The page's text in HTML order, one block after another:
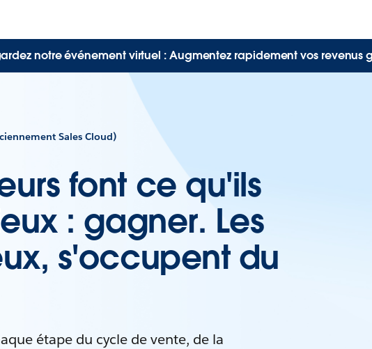
notre événement virtuel : Augmentez rapidement vos revenus
Sales Cloud)
font ce qu'ils
: gagner. Les
s'occupent du
étape du cycle de vente, de la